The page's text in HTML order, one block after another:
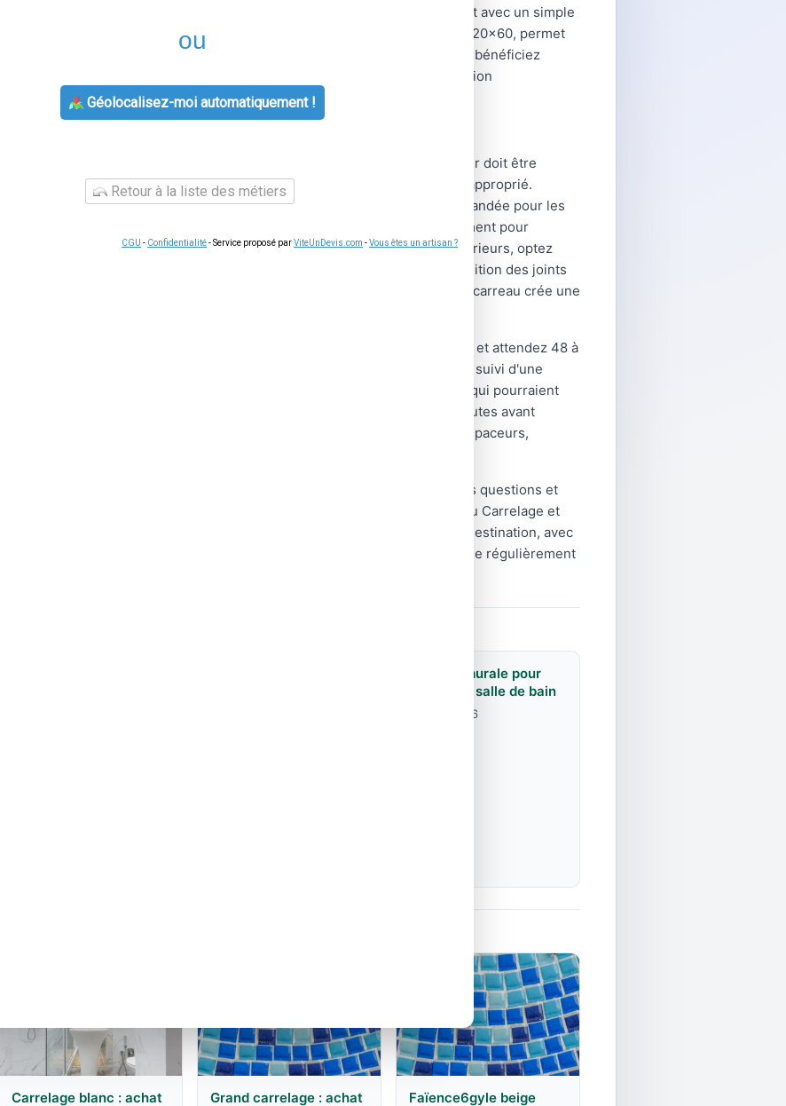
Leur surface, qu'elle soit mate, satinée ou polie, s'entretient facilement avec un simple
variété des formats disponibles, du petit carreau 20x20 au grand format 120x60, permet
selon l'agencement choisi. Avec
, vous bénéficiez
coloris, des teintes neutres aux nuances plus affirmées, pour une décoration
carrelage sol
, il est nécessaire de préparer soigneusement le support. Le sol ou le mur doit être
toute irrégularité supérieure à 3 mm doit être corrigée avec un ragréage approprié.
au format et au poids du carreau : une colle flexible C2 est recommandée pour les
variations thermiques. Utilisez des croisillons ou un système de nivellement pour
entre 2 et 5 mm selon le style souhaité. Pour les espaces extérieurs, optez
la pente d'évacuation des eaux. Avec
, la finition des joints
: un joint sombre accentue le cadrillage, tandis qu'un joint assorti au carreau crée une
sécher la colle au minimum 24 heures avant de marcher sur le carrelage, et attendez 48 à
Pour l'entretien au quotidien de
, un balai microfibre suivi d'une
à conserver l'éclat du carrelage. Évitez les produits acides ou abrasifs qui pourraient
de tâche tenace, un nettoyant carrelage pH neutre appliqué quelques minutes avant
Rue du Carrelage propose aussi tous les accessoires nécessaires : espaceurs,
de transition pour un chantier soigné de A à Z.
ou la bonne teinte ? Notre équipe est disponible pour répondre à vos questions et
dans votre espace. Commandez
en ligne sur Rue du Carrelage et
chez vous. Les frais de port sont calculés selon le volume et la destination, avec
ou express selon vos délais de chantier. Faites confiance à notre catalogue régulièrement
qui correspond exactement à votre vision décorative.
Faïence murale pour
cuisine et salle de bain
25 juin 2026
Carrelage blanc : achat Grand carrelage : achat Faïence6gyle beige